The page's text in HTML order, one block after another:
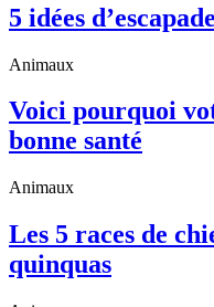
5 idées
Animaux
Voici pourquoi
bonne santé
Animaux
Les 5 races de
quinquas